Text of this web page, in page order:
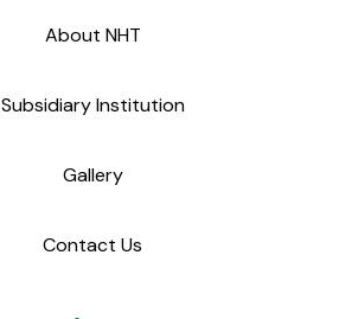
About NHT
Subsidiary Institution
Gallery
Contact Us